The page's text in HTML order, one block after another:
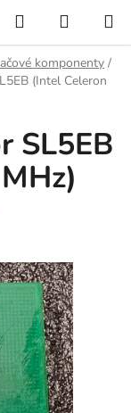
Hledat
KOŠÍK
komponenty /
(Intel Celeron
SL5EB